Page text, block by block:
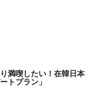
満喫したい！在韓日本
トプラン」